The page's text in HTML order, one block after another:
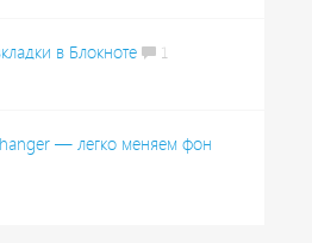
в Блокноте
1
— легко меняем фон